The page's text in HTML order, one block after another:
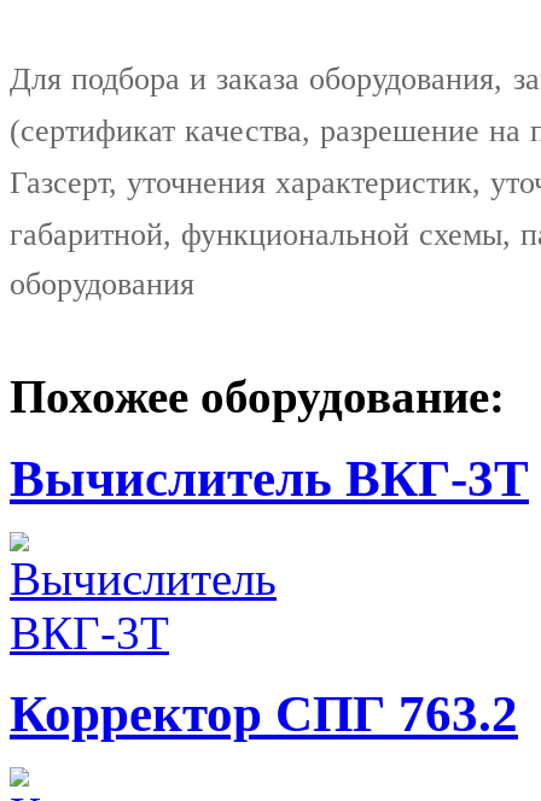
Для подбора и заказа оборудования,
(сертификат качества, разрешение
Газсерт, уточнения характеристик,
габаритной, функциональной схемы,
оборудования
Похожее оборудование:
Вычислитель ВКГ-3Т
Корректор СПГ 763.2